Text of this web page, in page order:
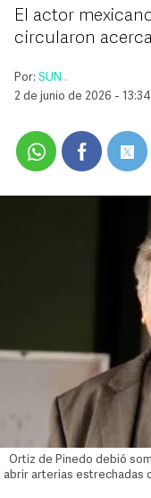
El actor
circularon
Por: SUN .
2 de junio de 2026 -
Ortiz de Pinedo debió
abrir arterias estrechadas